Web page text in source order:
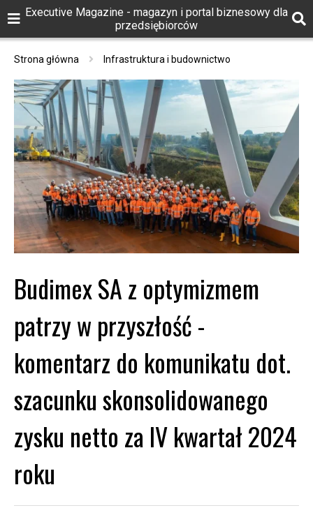
Executive Magazine - magazyn i portal biznesowy dla
przedsiębiorców
Strona główna Infrastruktura i budownictwo
Budimex SA z optymizmem
patrzy w przyszłość ‎-
‎komentarz do komunikatu dot.
szacunku skonsolidowanego
zysku netto za IV kwartał 2024
roku